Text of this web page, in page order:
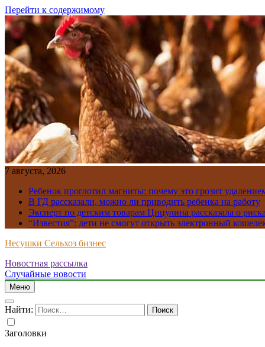
Перейти к содержимому
7 августа, 2026
Ребенок проглотил магниты: почему это грозит
В ГД рассказали, можно ли приводить ребенка на работу
Эксперт по детским товарам Цицулина рассказала о
“Известия”: дети не смогут открыть электронный
Несушки Сельхоз бизнес
Новостная рассылка
Случайные новости
Меню
Найти:
Заголовки